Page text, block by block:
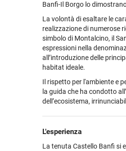
Banfi-Il Borgo lo
La volontà di esaltare le
realizzazione di numerose
simbolo di Montalcino, il
espressioni nella
all’introduzione delle
habitat ideale.
Il rispetto per l'ambiente e
la guida che ha condotto
dell’ecosistema,
L'esperienza
La tenuta Castello Banfi si